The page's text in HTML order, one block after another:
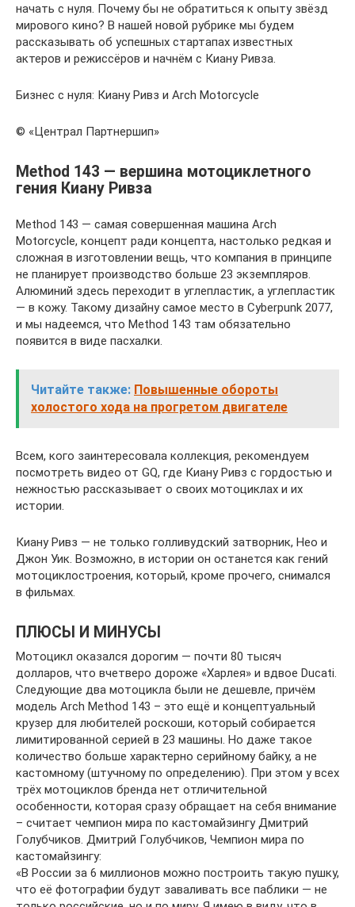
начать с нуля. Почему бы не обратиться к опыту звёзд
мирового кино? В нашей новой рубрике мы будем
рассказывать об успешных стартапах известных
актеров и режиссёров и начнём с Киану Ривза.
Бизнес с нуля: Киану Ривз и Arch Motorcycle
© «Централ Партнершип»
Method 143 — вершина мотоциклетного
гения Киану Ривза
Method 143 — самая совершенная машина Arch
Motorcycle, концепт ради концепта, настолько редкая и
сложная в изготовлении вещь, что компания в принципе
не планирует производство больше 23 экземпляров.
Алюминий здесь переходит в углепластик, а углепластик
— в кожу. Такому дизайну самое место в Cyberpunk 2077,
и мы надеемся, что Method 143 там обязательно
появится в виде пасхалки.
Читайте также: Повышенные обороты
холостого хода на прогретом двигателе
Всем, кого заинтересовала коллекция, рекомендуем
посмотреть видео от GQ, где Киану Ривз с гордостью и
нежностью рассказывает о своих мотоциклах и их
истории.
Киану Ривз — не только голливудский затворник, Нео и
Джон Уик. Возможно, в истории он останется как гений
мотоциклостроения, который, кроме прочего, снимался
в фильмах.
ПЛЮСЫ И МИНУСЫ
Мотоцикл оказался дорогим — почти 80 тысяч
долларов, что вчетверо дороже «Харлея» и вдвое Ducati.
Следующие два мотоцикла были не дешевле, причём
модель Аrch Method 143 – это ещё и концептуальный
крузер для любителей роскоши, который собирается
лимитированной серией в 23 машины. Но даже такое
количество больше характерно серийному байку, а не
кастомному (штучному по определению). При этом у всех
трёх мотоциклов бренда нет отличительной
особенности, которая сразу обращает на себя внимание
– считает чемпион мира по кастомайзингу Дмитрий
Голубчиков. Дмитрий Голубчиков, Чемпион мира по
кастомайзингу:
«В России за 6 миллионов можно построить такую пушку,
что её фотографии будут заваливать все паблики — не